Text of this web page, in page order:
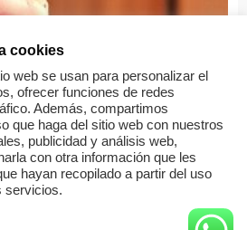
propietarios
cookies
web se usan para personalizar el
ofrecer funciones de redes
Además, compartimos
que haga del sitio web con nuestros
publicidad y análisis web,
con otra información que les
hayan recopilado a partir del uso
servicios.